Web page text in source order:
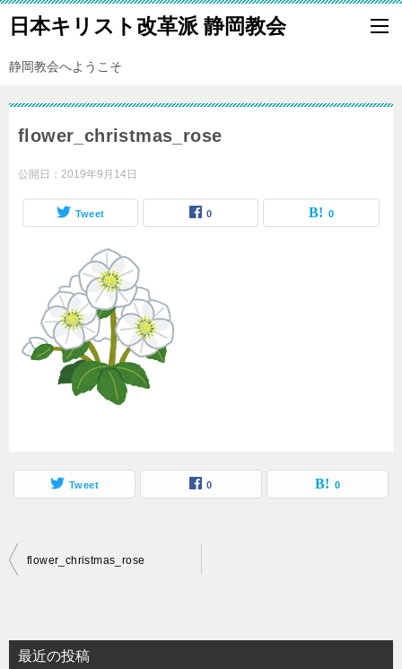
日本キリスト改革派 静岡教会
静岡教会へようこそ
flower_christmas_rose
公開日： 2019年9月14日
Tweet 0 0
Tweet 0 0
投
ビ
flower_christmas_rose
最近の投稿